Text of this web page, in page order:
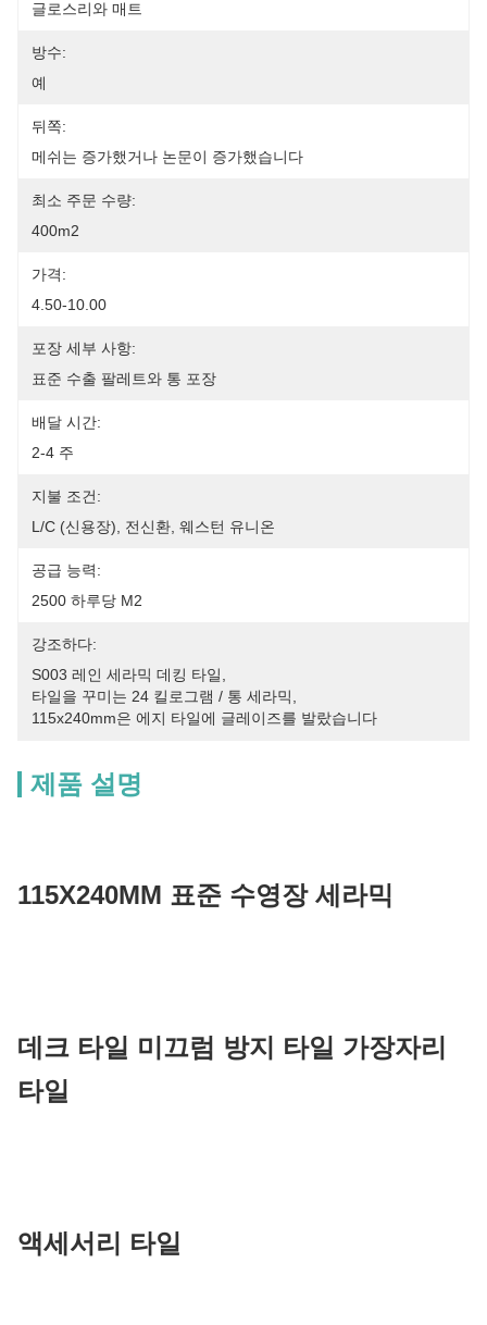
글로스리와 매트
방수:
예
뒤쪽:
메쉬는 증가했거나 논문이 증가했습니다
최소 주문 수량:
400m2
가격:
4.50-10.00
포장 세부 사항:
표준 수출 팔레트와 통 포장
배달 시간:
2-4 주
지불 조건:
L/C (신용장), 전신환, 웨스턴 유니온
공급 능력:
2500 하루당 M2
강조하다:
S003 레인 세라믹 데킹 타일
타일을 꾸미는 24 킬로그램 / 통 세라믹
115x240mm은 에지 타일에 글레이즈를 발랐습니다
제품 설명
115X240MM 표준 수영장 세라믹
데크 타일 미끄럼 방지 타일 가장자리
타일
액세서리 타일